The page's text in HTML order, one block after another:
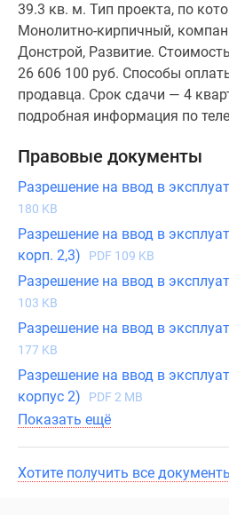
39.3 кв. м. Тип проекта, по
Монолитно-кирпичный,
Донстрой, Развитие.
26 606 100 руб. Способы
продавца. Срок сдачи — 4
подробная информация по
Правовые документы
Разрешение на ввод в
180 KB
Разрешение на ввод в
корп. 2,3)
PDF 109 KB
Разрешение на ввод в
103 KB
Разрешение на ввод в
177 KB
Разрешение на ввод в
корпус 2)
PDF 2 MB
Показать ещё
Хотите получить все